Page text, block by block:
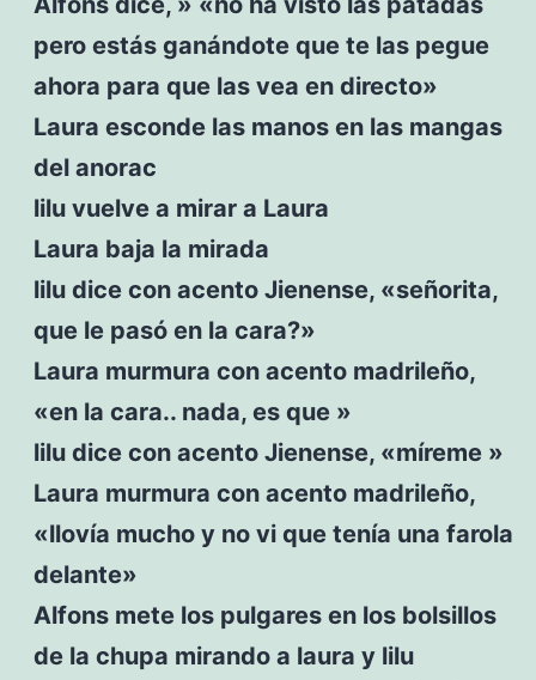
pero estás ganándote que te las pegue
ahora para que las vea en directo»
Laura esconde las manos en las mangas
del anorac
lilu vuelve a mirar a Laura
Laura baja la mirada
lilu dice con acento Jienense, «señorita,
que le pasó en la cara?»
Laura murmura con acento madrileño,
«en la cara.. nada, es que »
lilu dice con acento Jienense, «míreme »
Laura murmura con acento madrileño,
«llovía mucho y no vi que tenía una farola
delante»
Alfons mete los pulgares en los bolsillos
de la chupa mirando a laura y lilu